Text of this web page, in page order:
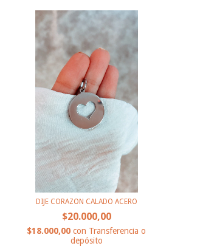
DIJE CORAZON CALADO ACERO
$20.000,00
$18.000,00con Transferencia o
depósito